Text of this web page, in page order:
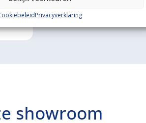
Privacyverklaring
n.v.t.
showroom